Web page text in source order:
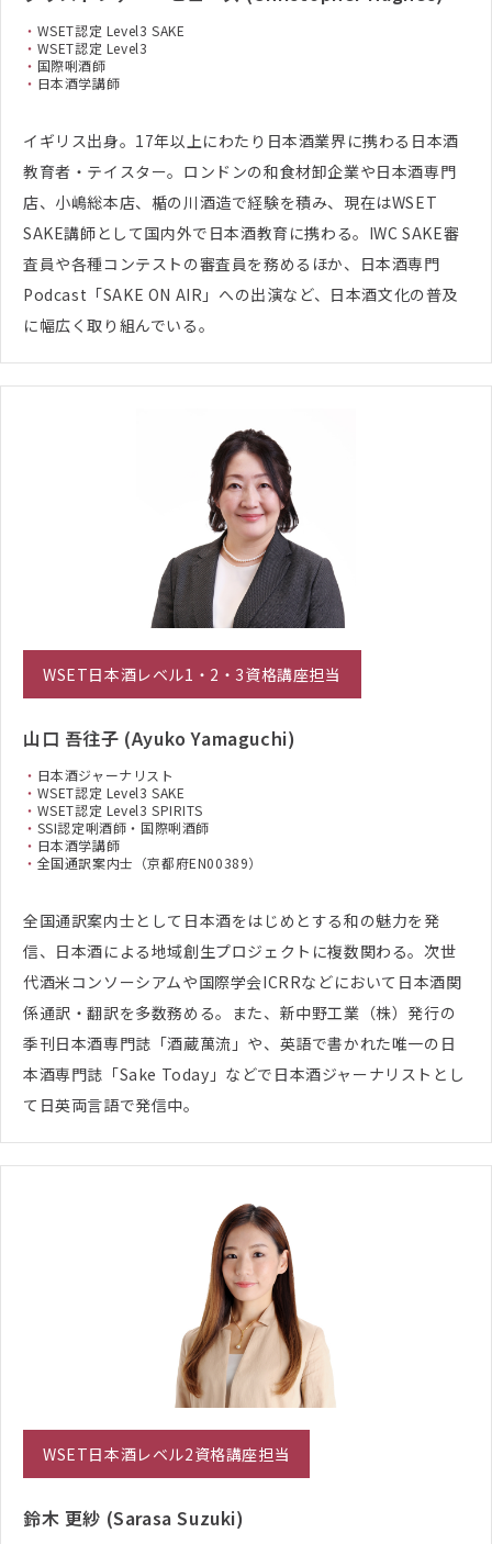
WSET認定 Level3 SAKE
WSET認定 Level3
国際唎酒師
日本酒学講師
イギリス出身。17年以上にわたり日本酒業界に携わる日本酒
教育者・テイスター。ロンドンの和食材卸企業や日本酒専門
店、小嶋総本店、楯の川酒造で経験を積み、現在はWSET
SAKE講師として国内外で日本酒教育に携わる。IWC SAKE審
査員や各種コンテストの審査員を務めるほか、日本酒専門
Podcast「SAKE ON AIR」への出演など、日本酒文化の普及
に幅広く取り組んでいる。
WSET日本酒レベル1・2・3資格講座担当
山口 吾往子 (Ayuko Yamaguchi)
日本酒ジャーナリスト
WSET認定 Level3 SAKE
WSET認定 Level3 SPIRITS
SSI認定唎酒師・国際唎酒師
日本酒学講師
全国通訳案内士（京都府EN00389）
全国通訳案内士として日本酒をはじめとする和の魅力を発
信、日本酒による地域創生プロジェクトに複数関わる。次世
代酒米コンソーシアムや国際学会ICRRなどにおいて日本酒関
係通訳・翻訳を多数務める。また、新中野工業（株）発行の
季刊日本酒専門誌「酒蔵萬流」や、英語で書かれた唯一の日
本酒専門誌「Sake Today」などで日本酒ジャーナリストとし
て日英両言語で発信中。
WSET日本酒レベル2資格講座担当
鈴木 更紗 (Sarasa Suzuki)